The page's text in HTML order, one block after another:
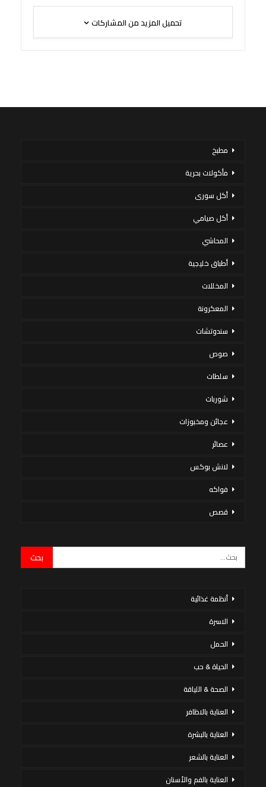
تحميل المزيد من المشاركات
مطبخ
مأكولات بحرية
أكل سورى
أكل صيامي
المحاشي
أطباق خليجية
المخللات
المعكرونة
سندوتشات
صوص
سلطات
شوربات
عجائن ومخبوزات
عصائر
لانش بوكس
فواكه
قصص
أنظمة غذائية
الاسرة
الحمل
الحياة & حب
الصحة & اللياقة
العناية بالاظافر
العناية بالبشرة
العناية بالشعر
العناية بالفم والأسنان